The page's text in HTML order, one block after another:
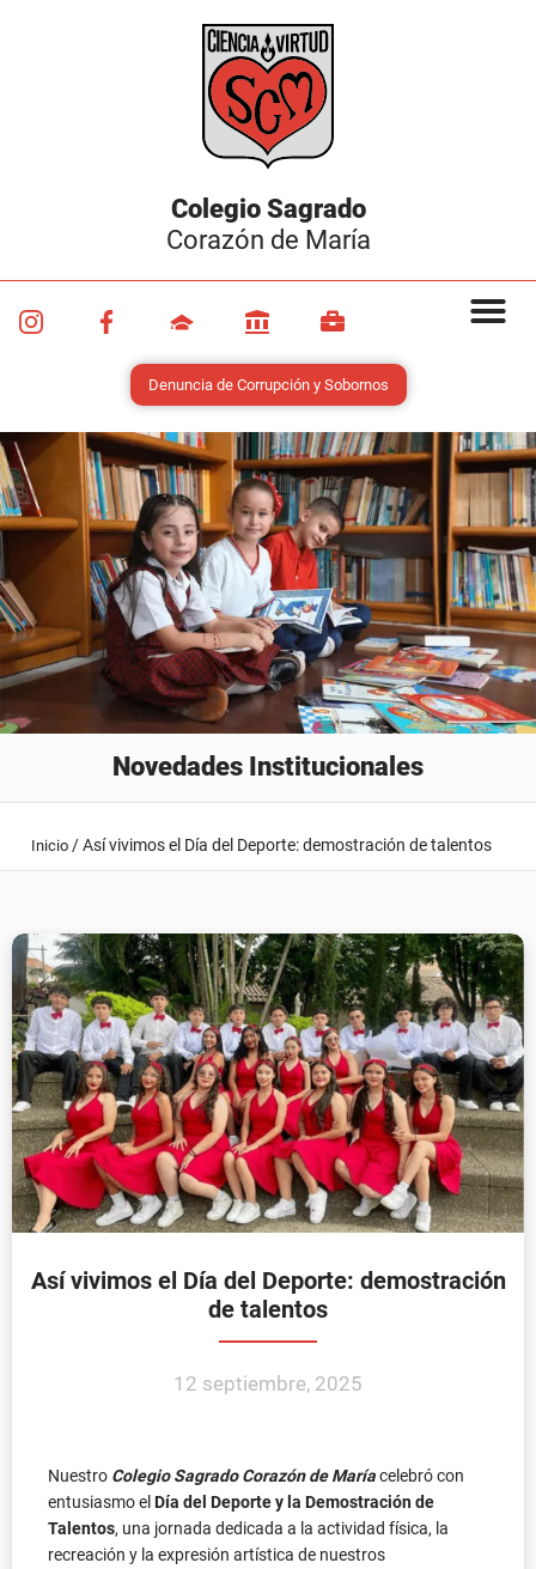
Colegio Sagrado
Corazón de María
Denuncia de Corrupción y Sobornos
Novedades Institucionales
Inicio /Así vivimos el Día del Deporte: demostración de talentos
Así vivimos el Día del Deporte: demostración
de talentos
12 septiembre, 2025
Nuestro Colegio Sagrado Corazón de Maríacelebró con
entusiasmo el Día del Deporte y la Demostración de
Talentos, una jornada dedicada a la actividad física, la
recreación y la expresión artística de nuestros